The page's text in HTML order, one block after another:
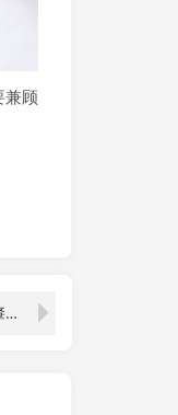
顾
深圳交通肇事律师视角：危险驾驶罪与交通肇事罪的严重性之辨